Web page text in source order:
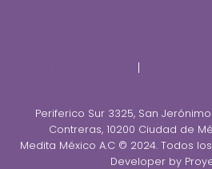
|
Periferico Sur 3325, San
Contreras, 10200 Ciudad de
Medita México A.C © 2024. Todos
Developer by